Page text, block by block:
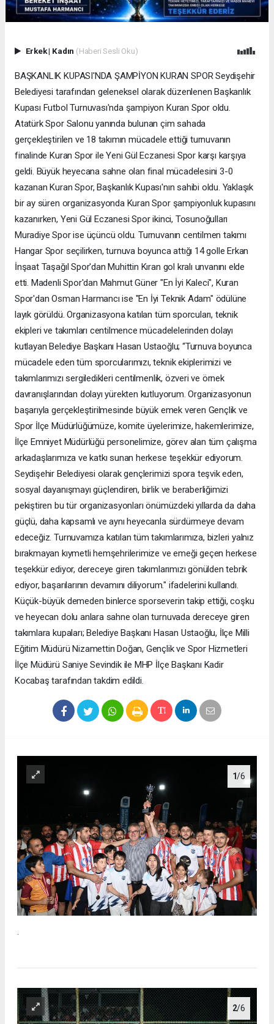
Erkek| Kadın (Haberi Sesli Oku)
BAŞKANLIK KUPASI'NDA ŞAMPİYON KURAN SPOR Seydişehir
Belediyesi tarafından geleneksel olarak düzenlenen Başkanlık
Kupası Futbol Turnuvası'nda şampiyon Kuran Spor oldu.
Atatürk Spor Salonu yanında bulunan çim sahada
gerçekleştirilen ve 18 takımın mücadele ettiği turnuvanın
finalinde Kuran Spor ile Yeni Gül Eczanesi Spor karşı karşıya
geldi. Büyük heyecana sahne olan final mücadelesini 3-0
kazanan Kuran Spor, Başkanlık Kupası'nın sahibi oldu. Yaklaşık
bir ay süren organizasyonda Kuran Spor şampiyonluk kupasını
kazanırken, Yeni Gül Eczanesi Spor ikinci, Tosunoğulları
Muradiye Spor ise üçüncü oldu. Turnuvanın centilmen takımı
Hangar Spor seçilirken, turnuva boyunca attığı 14 golle Erkan
İnşaat Taşağıl Spor'dan Muhittin Kıran gol kralı unvanını elde
etti. Madenli Spor'dan Mahmut Güner "En İyi Kaleci", Kuran
Spor'dan Osman Harmancı ise "En İyi Teknik Adam" ödülüne
layık görüldü. Organizasyona katılan tüm sporcuları, teknik
ekipleri ve takımları centilmence mücadelelerinden dolayı
kutlayan Belediye Başkanı Hasan Ustaoğlu; “Turnuva boyunca
mücadele eden tüm sporcularımızı, teknik ekiplerimizi ve
takımlarımızı sergiledikleri centilmenlik, özveri ve örnek
davranışlarından dolayı yürekten kutluyorum. Organizasyonun
başarıyla gerçekleştirilmesinde büyük emek veren Gençlik ve
Spor İlçe Müdürlüğümüze, komite üyelerimize, hakemlerimize,
İlçe Emniyet Müdürlüğü personelimize, görev alan tüm çalışma
arkadaşlarımıza ve katkı sunan herkese teşekkür ediyorum.
Seydişehir Belediyesi olarak gençlerimizi spora teşvik eden,
sosyal dayanışmayı güçlendiren, birlik ve beraberliğimizi
pekiştiren bu tür organizasyonları önümüzdeki yıllarda da daha
güçlü, daha kapsamlı ve aynı heyecanla sürdürmeye devam
edeceğiz. Turnuvamıza katılan tüm takımlarımıza, bizleri yalnız
bırakmayan kıymetli hemşehrilerimize ve emeği geçen herkese
teşekkür ediyor, dereceye giren takımlarımızı gönülden tebrik
ediyor, başarılarının devamını diliyorum." ifadelerini kullandı.
Küçük-büyük demeden binlerce sporseverin takip ettiği, coşku
ve heyecan dolu anlara sahne olan turnuvada dereceye giren
takımlara kupaları; Belediye Başkanı Hasan Ustaoğlu, İlçe Milli
Eğitim Müdürü Nizamettin Doğan, Gençlik ve Spor Hizmetleri
İlçe Müdürü Saniye Sevindik ile MHP İlçe Başkanı Kadir
Kocabaş tarafından takdim edildi.
1/6
2/6